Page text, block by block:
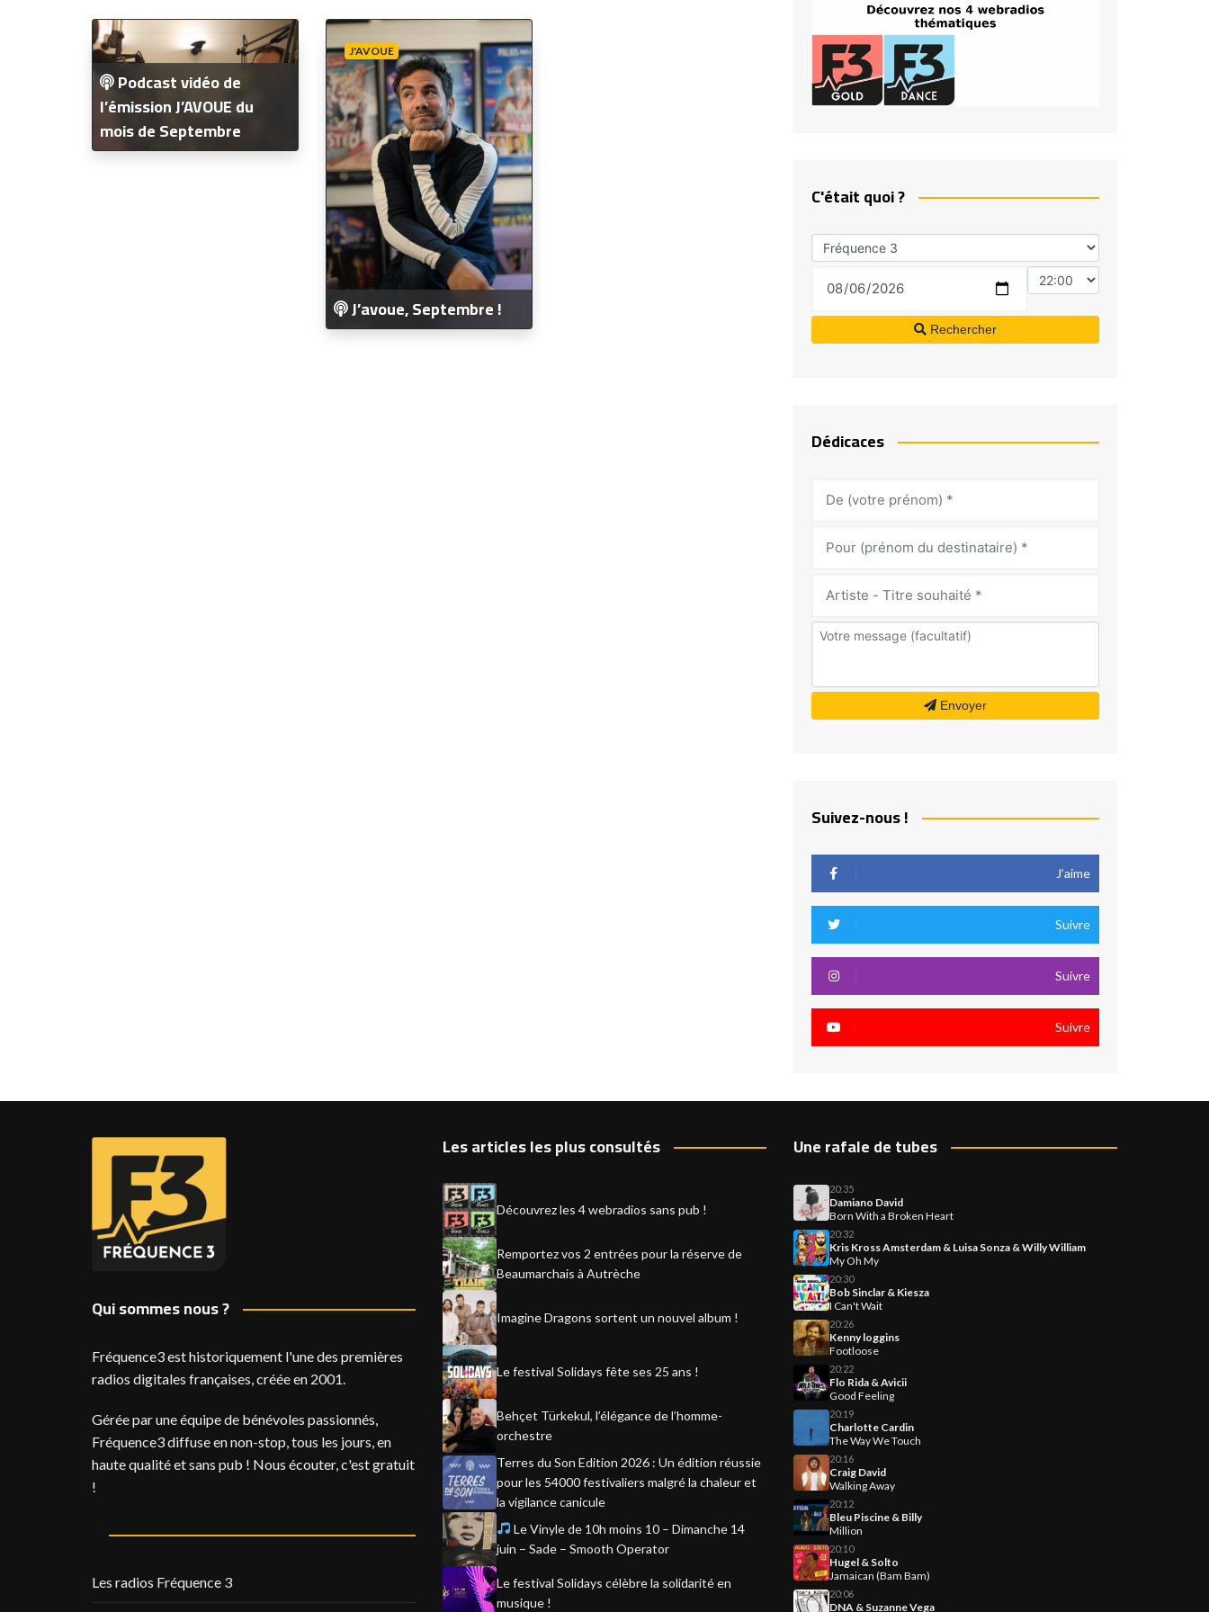
Podcast vidéo de
l’émission J’AVOUE du
mois de Septembre
J'AVOUE
J’avoue, Septembre !
C'était quoi ?
Rechercher
Dédicaces
Envoyer
Suivez-nous !
J’aime
Suivre
Suivre
Suivre
Qui sommes nous ?
Fréquence3 est historiquement l'une des premières
radios digitales françaises, créée en 2001.
Gérée par une équipe de bénévoles passionnés,
Fréquence3 diffuse en non-stop, tous les jours, en
haute qualité et sans pub ! Nous écouter, c'est gratuit
!
Les radios Fréquence 3
Les articles les plus consultés
Découvrez les 4 webradios sans pub !
Remportez vos 2 entrées pour la réserve de
Beaumarchais à Autrèche
Imagine Dragons sortent un nouvel album !
Le festival Solidays fête ses 25 ans !
Behçet Türkekul, l’élégance de l’homme-
orchestre
Terres du Son Edition 2026 : Un édition réussie
pour les 54000 festivaliers malgré la chaleur et
la vigilance canicule
Le Vinyle de 10h moins 10 – Dimanche 14
juin – Sade – Smooth Operator
Le festival Solidays célèbre la solidarité en
musique !
Une rafale de tubes
20:35
Damiano David
Born With a Broken Heart
20:32
Kris Kross Amsterdam & Luisa Sonza & Willy William
My Oh My
20:30
Bob Sinclar & Kiesza
I Can't Wait
20:26
Kenny loggins
Footloose
20:22
Flo Rida & Avicii
Good Feeling
20:19
Charlotte Cardin
The Way We Touch
20:16
Craig David
Walking Away
20:12
Bleu Piscine & Billy
Million
20:10
Hugel & Solto
Jamaican (Bam Bam)
20:06
DNA & Suzanne Vega